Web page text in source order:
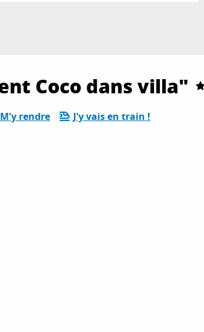
Coco dans villa"
M'y rendre J'y vais en train !